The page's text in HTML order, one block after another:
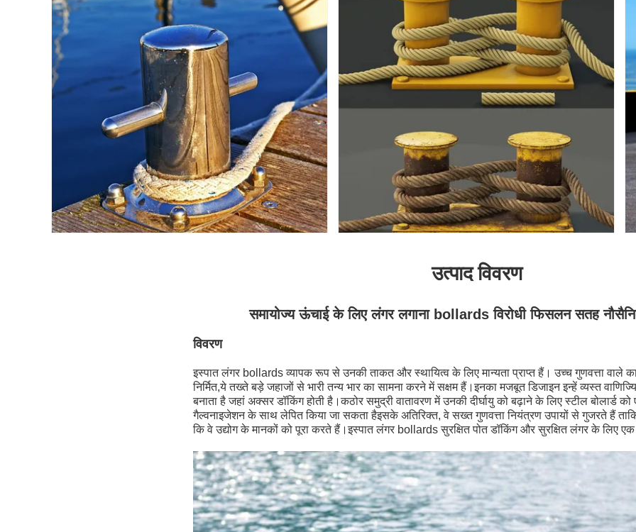
उत्पाद विवरण
समायोज्य ऊंचाई के लिए लंगर लगाना bollards विरोधी फिसलन सतह
विवरण
इस्पात लंगर bollards व्यापक रूप से उनकी ताकत और स्थायित्व के लिए मान्यता प्राप्त हैं। उच्च गुणवत्ता वाले
निर्मित,ये तख्ते बड़े जहाजों से भारी तन्य भार का सामना करने में सक्षम हैं।इनका मजबूत डिजाइन इन्हें व्यस्त
बनाता है जहां अक्सर डॉकिंग होती है।कठोर समुद्री वातावरण में उनकी दीर्घायु को बढ़ाने के लिए स्टील बोलार्ड को
गैल्वनाइजेशन के साथ लेपित किया जा सकता हैइसके अतिरिक्त, वे सख्त गुणवत्ता नियंत्रण उपायों से गुजरते हैं
कि वे उद्योग के मानकों को पूरा करते हैं।इस्पात लंगर bollards सुरक्षित पोत डॉकिंग और सुरक्षित लंगर के लिए